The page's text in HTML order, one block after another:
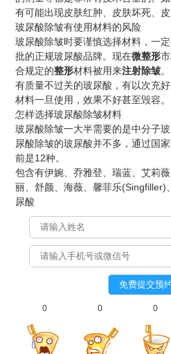
有可能出现皮肤红肿、皮肤坏死、皮
玻尿酸除皱有使用材料的风险
玻尿酸除皱时要谨慎选择材料，一
批的正规玻尿酸品牌。现在微整形
合规定的整形材料被用来注射除皱。
有质量不过关的玻尿酸 ，有以次充
材料一旦使用，效果不好甚至毁容。
怎样选择玻尿酸除皱材料
玻尿酸除皱一大半需要的是中分子
尿酸除皱的玻尿酸并不多，通过国
前是1 2种。
包含有伊婉、乔雅登、瑞蓝、艾莉
丽、舒颜、海薇、馨菲乐(Singfiller)
尿酸
0 0 0